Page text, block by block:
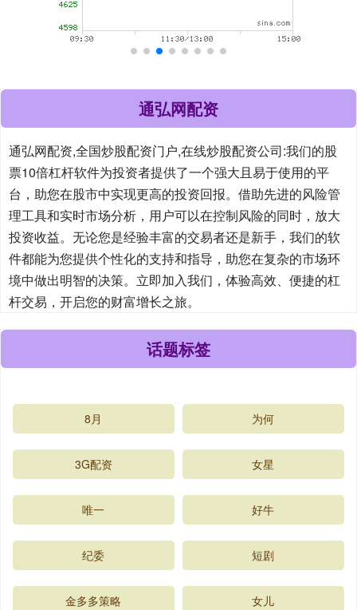
通弘网配资
通弘网配资,全国炒股配资门户,在线炒股配资公司:我们的股
票10倍杠杆软件为投资者提供了一个强大且易于使用的平
台，助您在股市中实现更高的投资回报。借助先进的风险管
理工具和实时市场分析，用户可以在控制风险的同时，放大
投资收益。无论您是经验丰富的交易者还是新手，我们的软
件都能为您提供个性化的支持和指导，助您在复杂的市场环
境中做出明智的决策。立即加入我们，体验高效、便捷的杠
杆交易，开启您的财富增长之旅。
话题标签
8月 为何
3G配资 女星
唯一 好牛
纪委 短剧
金多多策略 女儿